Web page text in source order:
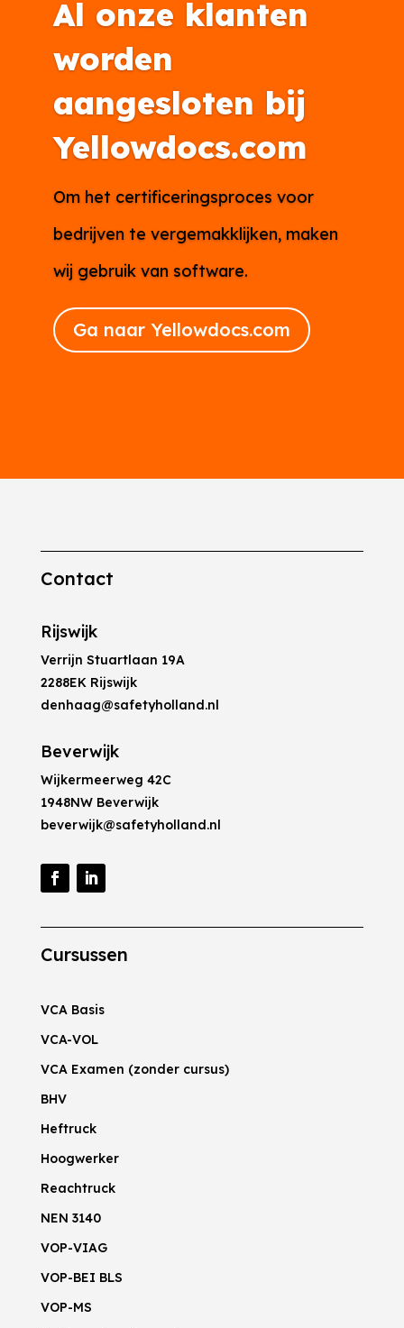
Al onze klanten
worden
aangesloten bij
Yellowdocs.com
Om het certificeringsproces voor
bedrijven te vergemakklijken, maken
wij gebruik van software.
Ga naar Yellowdocs.com
Contact
Rijswijk
Verrijn Stuartlaan 19A
2288EK Rijswijk
denhaag@safetyholland.nl
Beverwijk
Wijkermeerweg 42C
1948NW Beverwijk
beverwijk@safetyholland.nl
Cursussen
VCA Basis
VCA-VOL
VCA Examen (zonder cursus)
BHV
Heftruck
Hoogwerker
Reachtruck
NEN 3140
VOP-VIAG
VOP-BEI BLS
VOP-MS